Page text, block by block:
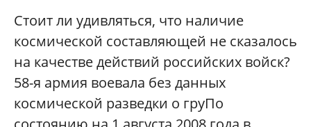
Стоит ли удивляться, что наличие
космической составляющей не сказалось
на качестве действий российских войск?
58-я армия воевала без данных
космической разведки о груПо